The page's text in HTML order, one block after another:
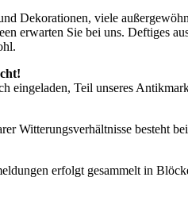
Dekorationen, viele
erwarten Sie bei uns. Deftiges
eingeladen, Teil unseres
Witterungsverhältnisse besteht
erfolgt gesammelt in